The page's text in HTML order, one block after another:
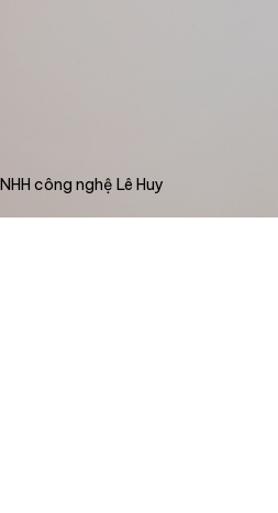
công nghệ Lê Huy